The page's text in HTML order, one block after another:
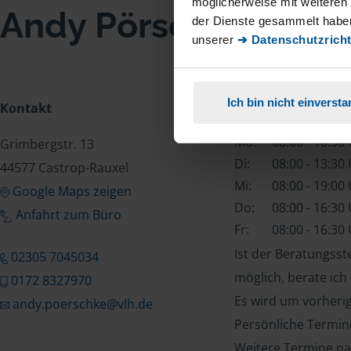
der Dienste gesammelt
unserer ➔
Ich bin nicht
Andy Pörschke
Kontakt
Grimbergstr. 13
44577 Castrop-Rauxel
Google Maps zeigen
Anfahrt zum Büro
02305 7045034
0172 8327970
andy.poerschke@vlh.de
Öffnungszeiten
Mo:
08:00 - 16:30
Di:
08:00 - 13:30
Mi:
08:00 - 19:00
Do:
08:00 - 16:30
Fr:
08:00 - 16:30
Ist der
möglich, berate ich
Es wird um
Persönliche